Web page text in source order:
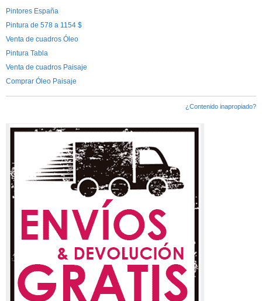
Pintores España
Pintura de 578 a 1154 $
Venta de cuadros Óleo
Pintura Tabla
Venta de cuadros Paisaje
Comprar Óleo Paisaje
¿Contenido inapropiado?